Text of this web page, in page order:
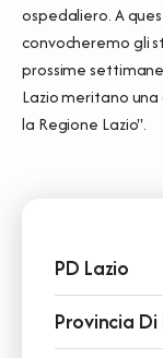
ospedaliero. A
convocheremo gli
prossime
Lazio meritano
la Regione Lazio''.
PD Lazio
Provincia